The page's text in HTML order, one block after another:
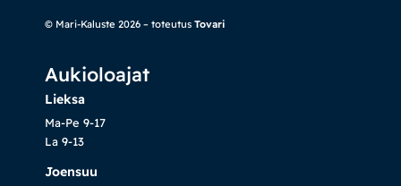
© Mari-Kaluste 2026 – toteutus Tovari
Aukioloajat
Lieksa
Ma-Pe 9-17
La 9-13
Joensuu